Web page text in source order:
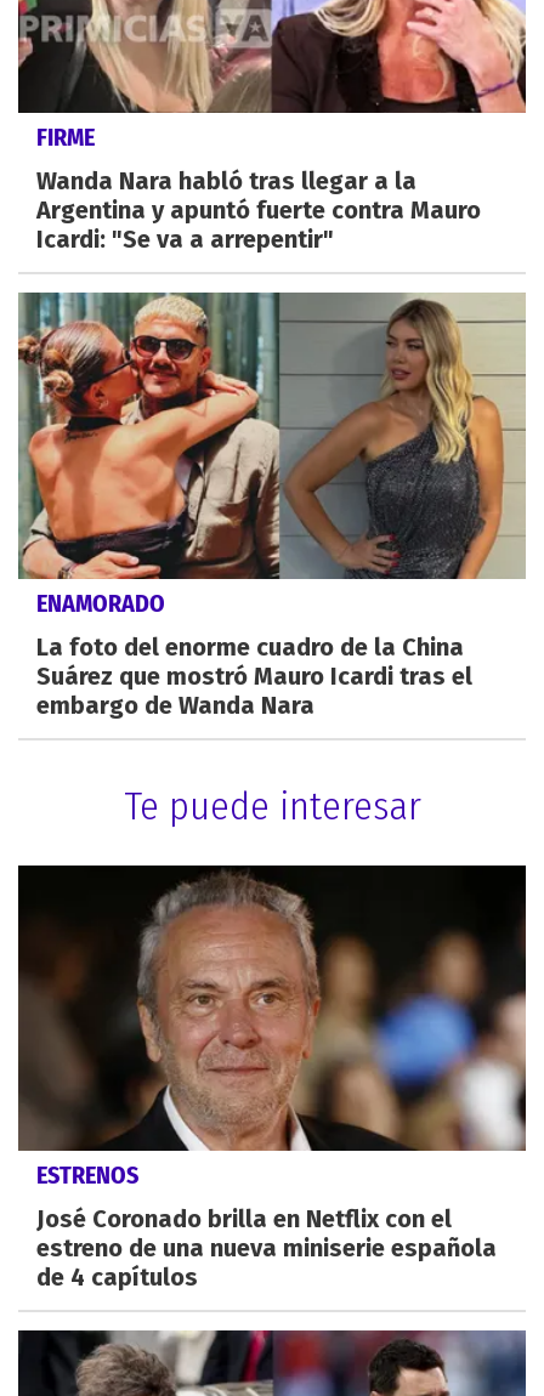
FIRME
Wanda Nara habló tras llegar a la
Argentina y apuntó fuerte contra Mauro
Icardi: "Se va a arrepentir"
ENAMORADO
La foto del enorme cuadro de la China
Suárez que mostró Mauro Icardi tras el
embargo de Wanda Nara
Te puede interesar
ESTRENOS
José Coronado brilla en Netflix con el
estreno de una nueva miniserie española
de 4 capítulos